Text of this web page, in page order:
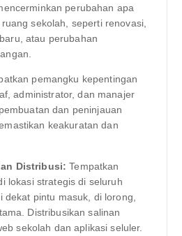
perubahan apa
sekolah, seperti renovasi,
atau perubahan
pemangku kepentingan
administrator, dan manajer
dan peninjauan
keakuratan dan
Distribusi: Tempatkan
lokasi strategis di seluruh
dekat pintu masuk, di lorong,
Distribusikan salinan
sekolah dan aplikasi seluler.